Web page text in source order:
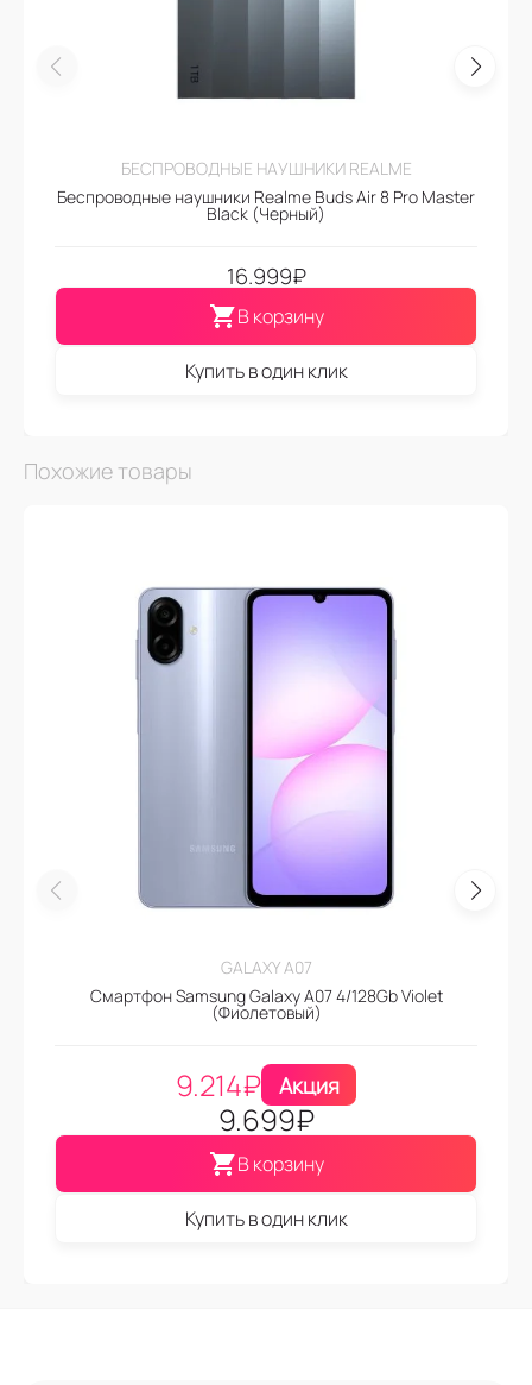
БЕСПРОВОДНЫЕ НАУШНИКИ REALME
Беспроводные наушники Realme Buds Air 8 Pro Master
Black (Черный)
16.999₽
В корзину
Купить в один клик
Похожие товары
GALAXY A07
Смартфон Samsung Galaxy A07 4/128Gb Violet
(Фиолетовый)
9.214₽ Акция
9.699₽
В корзину
Купить в один клик